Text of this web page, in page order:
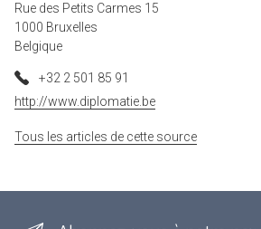
Rue des Petits Carmes 15
1000 Bruxelles
Belgique
+32 2 501 85 91
http://www.diplomatie.be
Tous les articles de cette source